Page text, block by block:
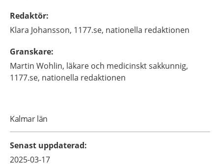
Redaktör:
Klara Johansson, 1177.se, nationella redaktionen
Granskare:
Martin Wohlin, läkare och medicinskt sakkunnig,
1177.se, nationella redaktionen
Kalmar län
Senast uppdaterad:
2025-03-17